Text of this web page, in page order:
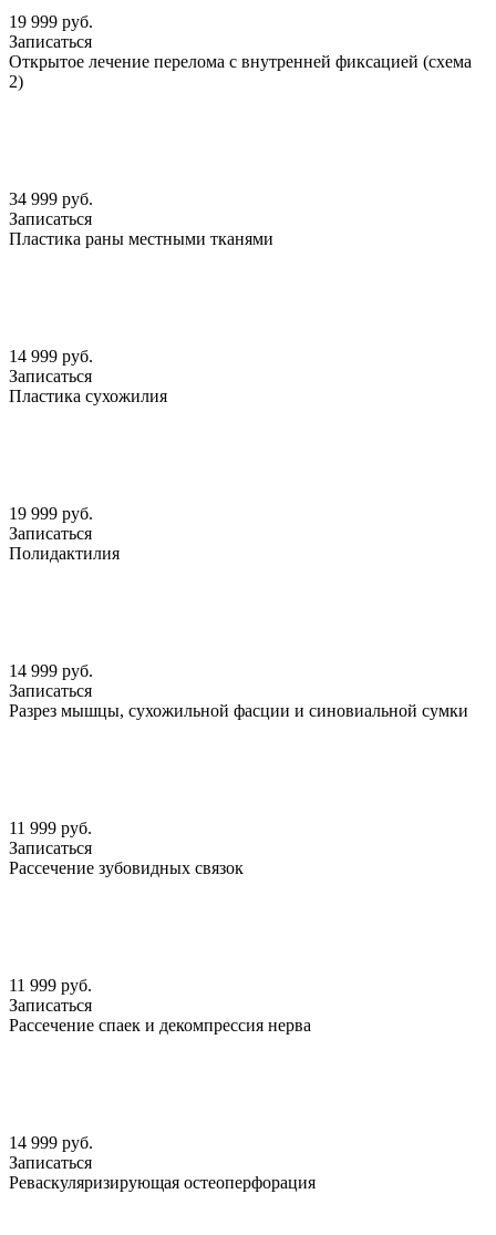
19 999 руб.
Записаться
Открытое лечение перелома с внутренней фиксацией (схема
2)
34 999 руб.
Записаться
Пластика раны местными тканями
14 999 руб.
Записаться
Пластика сухожилия
19 999 руб.
Записаться
Полидактилия
14 999 руб.
Записаться
Разрез мышцы, сухожильной фасции и синовиальной сумки
11 999 руб.
Записаться
Рассечение зубовидных связок
11 999 руб.
Записаться
Рассечение спаек и декомпрессия нерва
14 999 руб.
Записаться
Реваскуляризирующая остеоперфорация